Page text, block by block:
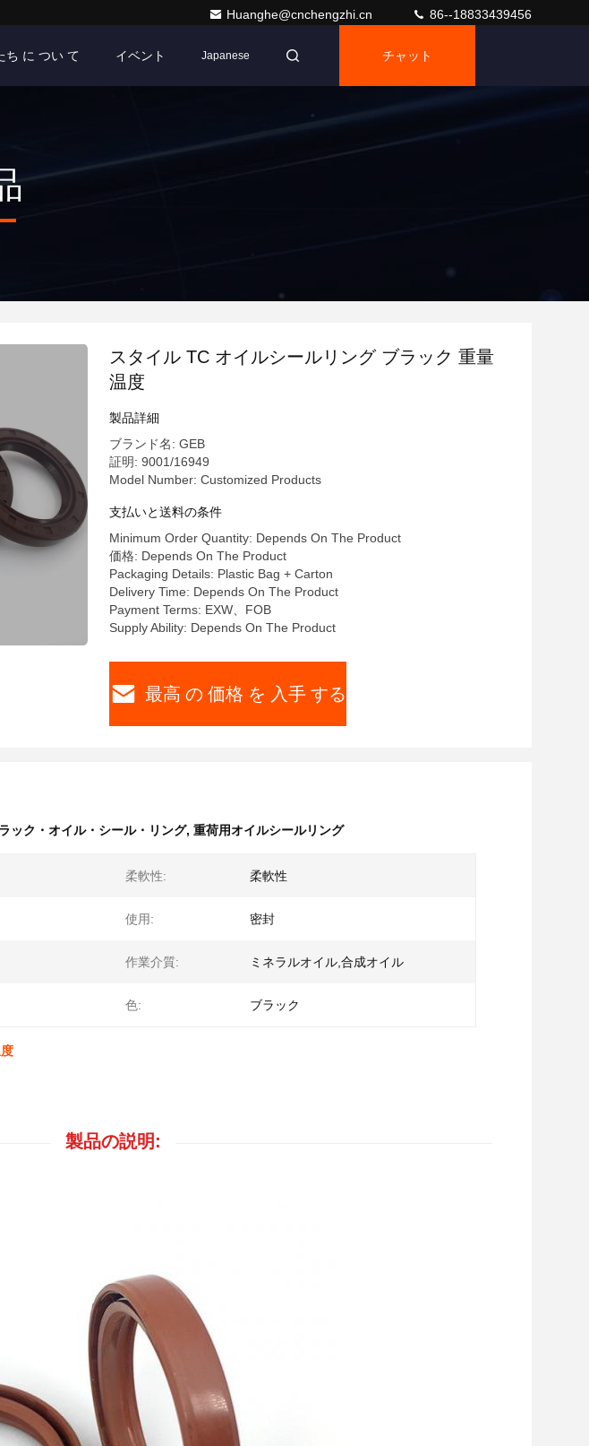
Huanghe@cnchengzhi.cn 86--18833439456
ち に つい て イベント Japanese チャット
スタイル TC オイルシールリング ブラック 重量
温度
製品詳細
ブランド名: GEB
証明: 9001/16949
Model Number: Customized Products
支払いと送料の条件
Minimum Order Quantity: Depends On The Product
価格: Depends On The Product
Packaging Details: Plastic Bag + Carton
Delivery Time: Depends On The Product
Payment Terms: EXW、FOB
Supply Ability: Depends On The Product
最高 の 価格 を 入手 する
ック・オイル・シール・リング, 重荷用オイルシールリング
柔軟性: 柔軟性
使用: 密封
作業介質: ミネラルオイル,合成オイル
色: ブラック
製品の説明: